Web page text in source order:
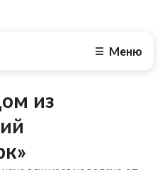
☰ Меню
из